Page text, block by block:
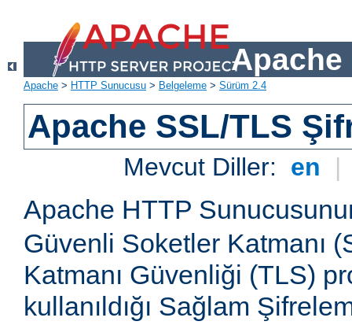
Apache
Apache > HTTP Sunucusu > Belgeleme > Sürüm 2.4
Apache SSL/TLS
Mevcut Diller: en |
Apache HTTP
Güvenli Soketler Katmanı
Katmanı Güvenliği (TLS)
kullanıldığı Sağlam